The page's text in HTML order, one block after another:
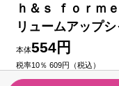
ｈ＆ｓ ｆｏｒｍ
リュームアップ
プー詰替 ３００ｍ
＆Ｇジャパン (医
品)
本体554円
税率10％ 609円（税込）
（4）